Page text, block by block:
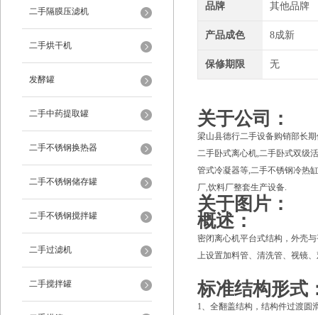
二手隔膜压滤机
二手烘干机
发酵罐
二手中药提取罐
二手不锈钢换热器
二手不锈钢储存罐
二手不锈钢搅拌罐
二手过滤机
二手搅拌罐
品牌 其他品牌
产品成色 8成新
保修期限 无
关于公司：
梁山县德行二手设备购销部长
二手卧式离心机,二手卧式双级
管式冷凝器等,二手不锈钢冷热
厂,饮料厂整套生产设备.
关于图片：
概述：
密闭离心机平台式结构，外壳
上设置加料管、清洗管、视镜
标准结构形式
1、全翻盖结构，结构件过渡圆